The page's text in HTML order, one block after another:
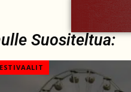
Suositeltua: